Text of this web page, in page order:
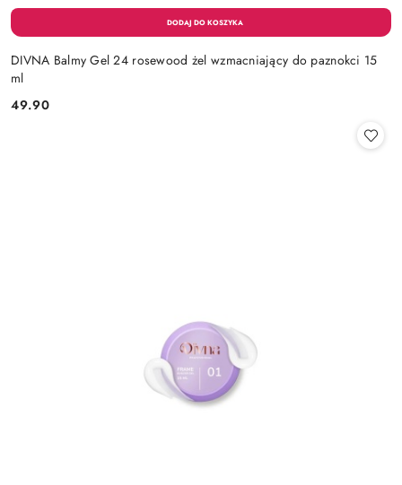
DIVNA Balmy Gel 24 rosewood żel wzmacniający do paznokci 15
ml
Cena:
49.90